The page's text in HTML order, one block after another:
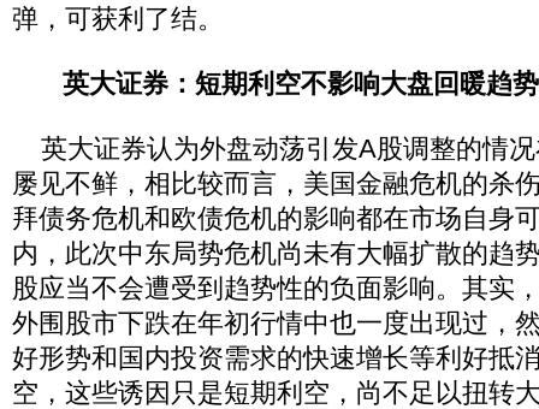
弹，可获利了结。
英大证券：短期利空不影响大盘回暖趋势
英大证券认为外盘动荡引发A股调整的情
屡见不鲜，相比较而言，美国金融危机的杀
拜债务危机和欧债危机的影响都在市场自身
内，此次中东局势危机尚未有大幅扩散的趋
股应当不会遭受到趋势性的负面影响。其实
外围股市下跌在年初行情中也一度出现过，
好形势和国内投资需求的快速增长等利好抵
空，这些诱因只是短期利空，尚不足以扭转